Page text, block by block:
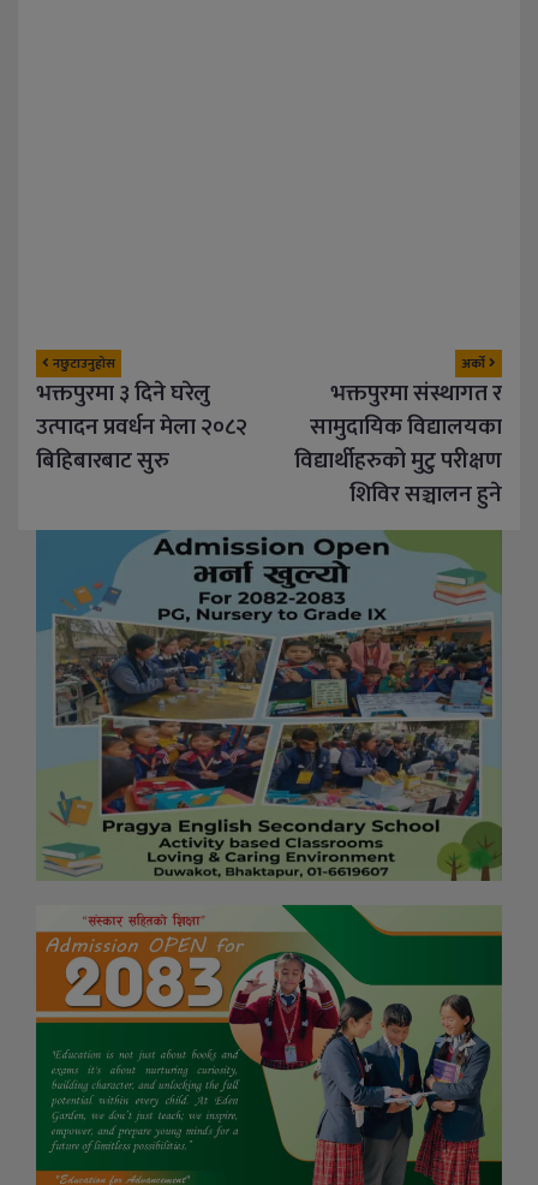
अर्को
भक्तपुरमा संस्थागत र
सामुदायिक विद्यालयका
विद्यार्थीहरुको मुटु परीक्षण
शिविर सञ्चालन हुने
नछुटाउनुहोस
भक्तपुरमा ३ दिने घरेलु
उत्पादन प्रवर्धन मेला २०८२
बिहिबारबाट सुरु